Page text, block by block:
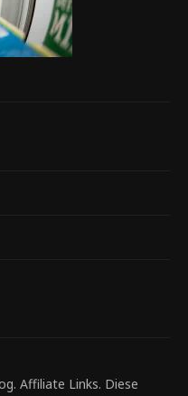
Affiliate Links. Diese